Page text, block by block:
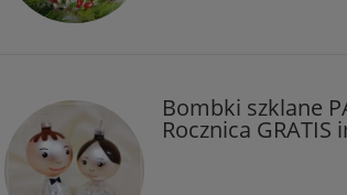
Bombki szklane
Rocznica